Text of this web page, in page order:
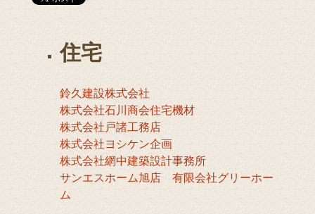
住宅
鈴久建設株式会社
株式会社石川商会住宅機材
株式会社戸諸工務店
株式会社ヨシケン企画
株式会社網中建築設計事務所
サンエスホーム旭店 有限会社グリーホー
ム